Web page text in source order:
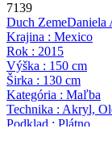
7139
Duch ZemeDaniela
Krajina : Mexico
Rok : 2015
Výška : 150 cm
Širka : 130 cm
Kategória : Maľba
Technika : Akryl,
Podklad : Plátno